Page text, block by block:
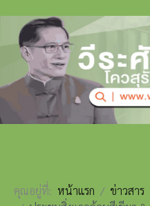
คุณอยู่ที่: หน้าแรก ข่าวสาร